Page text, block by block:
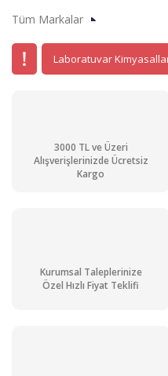
Tüm Markalar
Laboratuvar
3000 TL ve Üzeri
Alışverişlerinizde Ücretsiz
Kargo
Kurumsal Taleplerinize
Özel Hızlı Fiyat Teklifi